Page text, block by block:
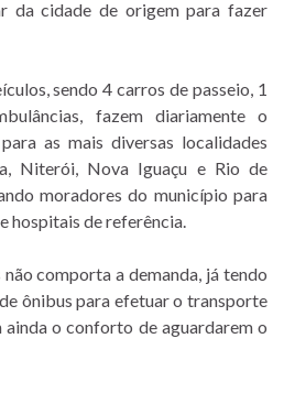
da cidade de origem para fazer
sendo 4 carros de passeio, 1
fazem diariamente o
as mais diversas localidades
Niterói, Nova Iguaçu e Rio de
moradores do município para
hospitais de referência.
comporta a demanda, já tendo
ônibus para efetuar o transporte
ainda o conforto de aguardarem o